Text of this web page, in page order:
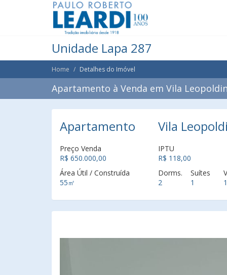
Unidade Lapa 287
Home Detalhes do Imóvel
Apartamento à Venda em Vila
Apartamento Vila
Preço Venda
R$ 650.000,00
IPTU
R$ 118,00
Área Útil / Construída
55㎡
Dorms.
2
Suítes
1
1